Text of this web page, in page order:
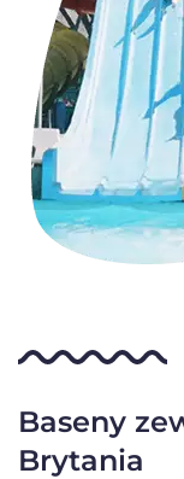
Baseny
Brytania